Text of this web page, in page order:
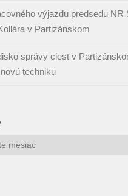
výjazdu predsedu NR
v Partizánskom
správy ciest v
techniku